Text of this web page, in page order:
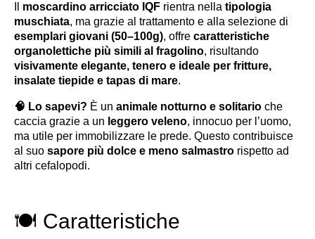
moscardino arricciato IQF rientra nella tipologia
muschiata, ma grazie al trattamento e alla selezione di
esemplari giovani (50–100g), offre caratteristiche
organolettiche più simili al fragolino, risultando
visivamente elegante, tenero e ideale per fritture,
insalate tiepide e tapas di mare.
🧠 Lo sapevi? È un animale notturno e solitario che
caccia grazie a un leggero veleno, innocuo per l’uomo,
ma utile per immobilizzare le prede. Questo contribuisce
al suo sapore più dolce e meno salmastro rispetto ad
altri cefalopodi.
🍽 Caratteristiche